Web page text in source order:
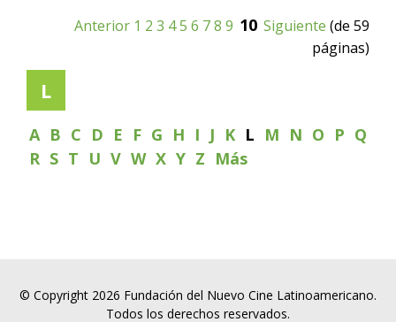
Anterior 1 2 3 45 6 78 9 10 Siguiente (de 59
páginas)
L
A B C D E F G H I J K L M N O P Q
R S T U V W X Y Z Más
© Copyright 2026 Fundación del Nuevo Cine Latinoamericano.
Todos los derechos reservados.